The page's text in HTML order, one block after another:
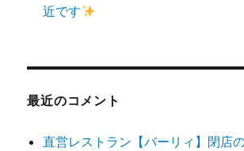
近です
最近のコメント
直営レストラン【バーリィ】閉店